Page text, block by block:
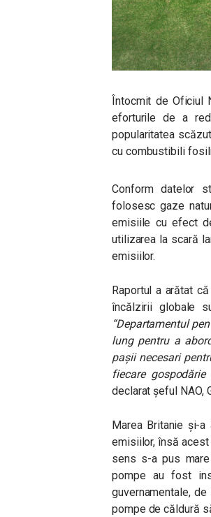
Întocmit de Oficiul
eforturile de a
popularitatea
cu combustibili
Conform datelor
folosesc gaze
emisiile cu efect
utilizarea la scară
emisiilor.
Raportul a arătat
încălzirii globale
“Departamentul
lung pentru a
pașii necesari
fiecare
declarat șeful NAO,
Marea Britanie și-
emisiilor, însă
sens s-a pus
pompe au fost
guvernamentale,
pompe de căldură